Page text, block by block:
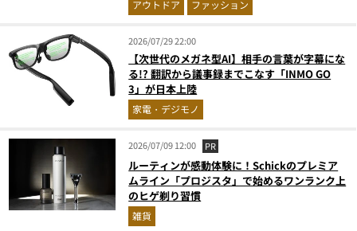
アウトドア ファッション
2026/07/29 22:00
【次世代のメガネ型AI】相手の言葉が字幕にな
る!? 翻訳から議事録までこなす「INMO GO
3」が日本上陸
家電・デジモノ
2026/07/09 12:00 PR
ルーティンが感動体験に！Schickのプレミア
ムライン「プロジスタ」で始めるワンランク上
のヒゲ剃り習慣
雑貨